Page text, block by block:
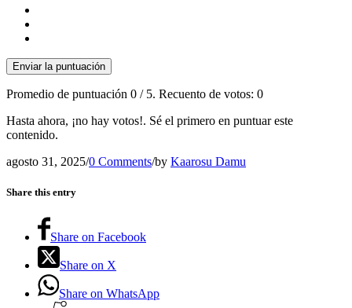
Enviar la puntuación
Promedio de puntuación 0 / 5. Recuento de votos: 0
Hasta ahora, ¡no hay votos!. Sé el primero en puntuar este
contenido.
agosto 31, 2025/0 Comments/by Kaarosu Damu
Share this entry
Share on Facebook
Share on X
Share on WhatsApp